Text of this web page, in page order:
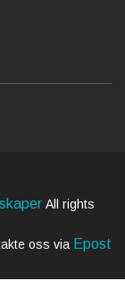
All rights
oss via Epost